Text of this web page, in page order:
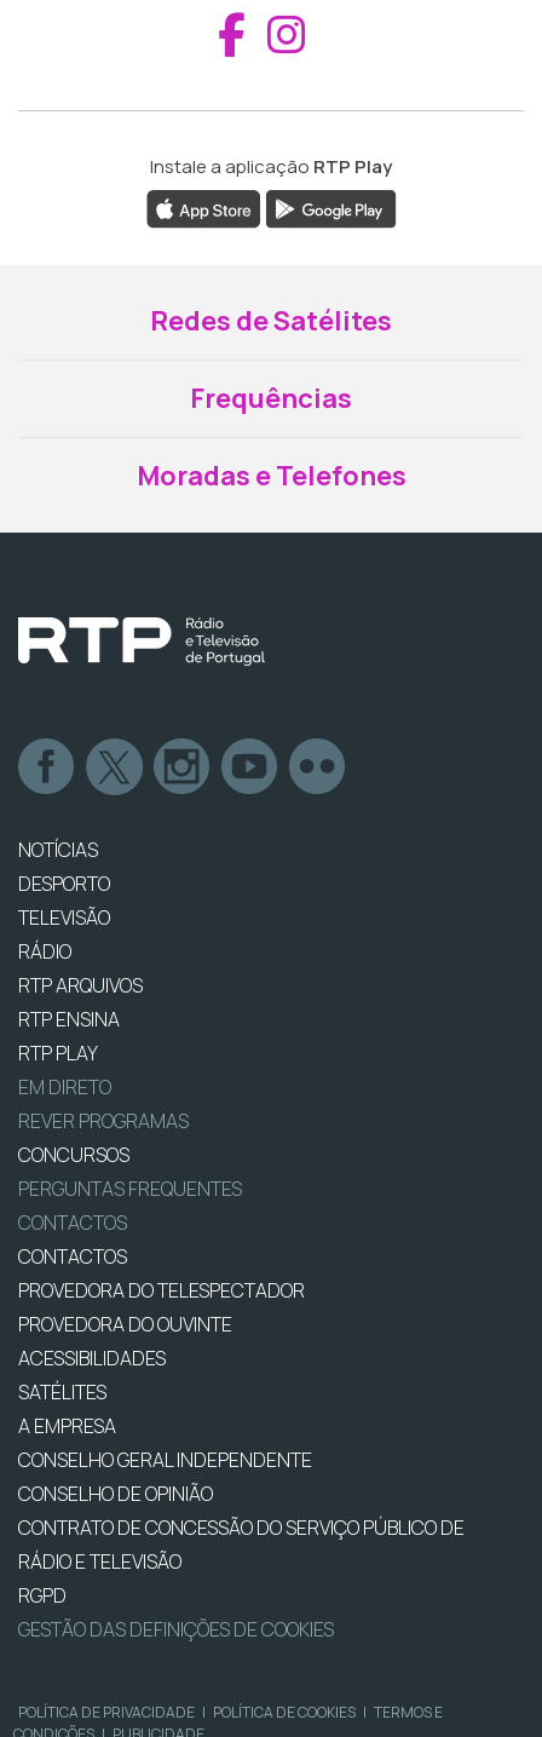
Aceder ao
Instale a aplicação RTP Play
Redes de Satélites
Frequências
Moradas e Telefones
NOTÍCIAS
DESPORTO
TELEVISÃO
RÁDIO
RTP ARQUIVOS
RTP ENSINA
RTP PLAY
EM DIRETO
REVER PROGRAMAS
CONCURSOS
PERGUNTAS FREQUENTES
CONTACTOS
CONTACTOS
PROVEDORA DO TELESPECTADOR
PROVEDORA DO OUVINTE
ACESSIBILIDADES
SATÉLITES
A EMPRESA
CONSELHO GERAL INDEPENDENTE
CONSELHO DE OPINIÃO
CONTRATO DE CONCESSÃO DO SERVIÇO PÚBLICO DE
RÁDIO E TELEVISÃO
RGPD
GESTÃO DAS DEFINIÇÕES DE COOKIES
POLÍTICA DE PRIVACIDADE | POLÍTICA DE COOKIES | TERMOS E